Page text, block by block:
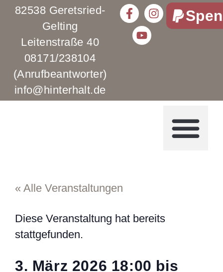
82538 Geretsried-
Gelting
Leitenstraße 40
08171/238104
(Anrufbeantworter)
info@hinterhalt.de
« Alle Veranstaltungen
Diese Veranstaltung hat bereits
stattgefunden.
3. März 2026 18:00 bis